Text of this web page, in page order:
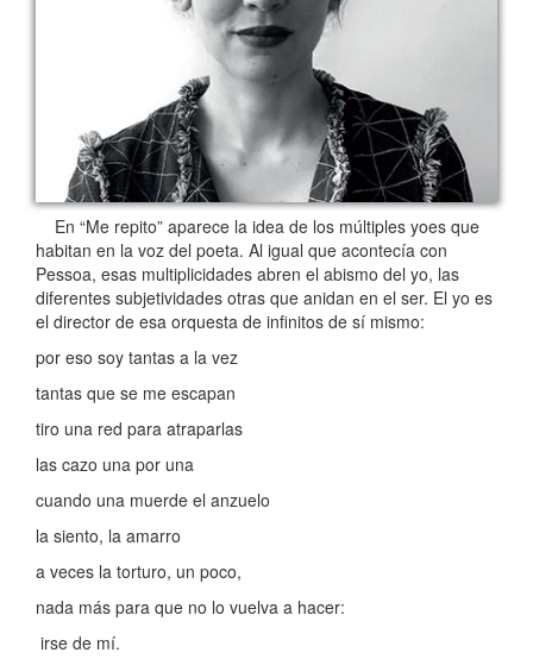
En “Me repito” aparece la idea de los múltiples yoes que
habitan en la voz del poeta. Al igual que acontecía con
Pessoa, esas multiplicidades abren el abismo del yo, las
diferentes subjetividades otras que anidan en el ser. El yo es
el director de esa orquesta de infinitos de sí mismo:
por eso soy tantas a la vez
tantas que se me escapan
tiro una red para atraparlas
las cazo una por una
cuando una muerde el anzuelo
la siento, la amarro
a veces la torturo, un poco,
nada más para que no lo vuelva a hacer:
irse de mí.